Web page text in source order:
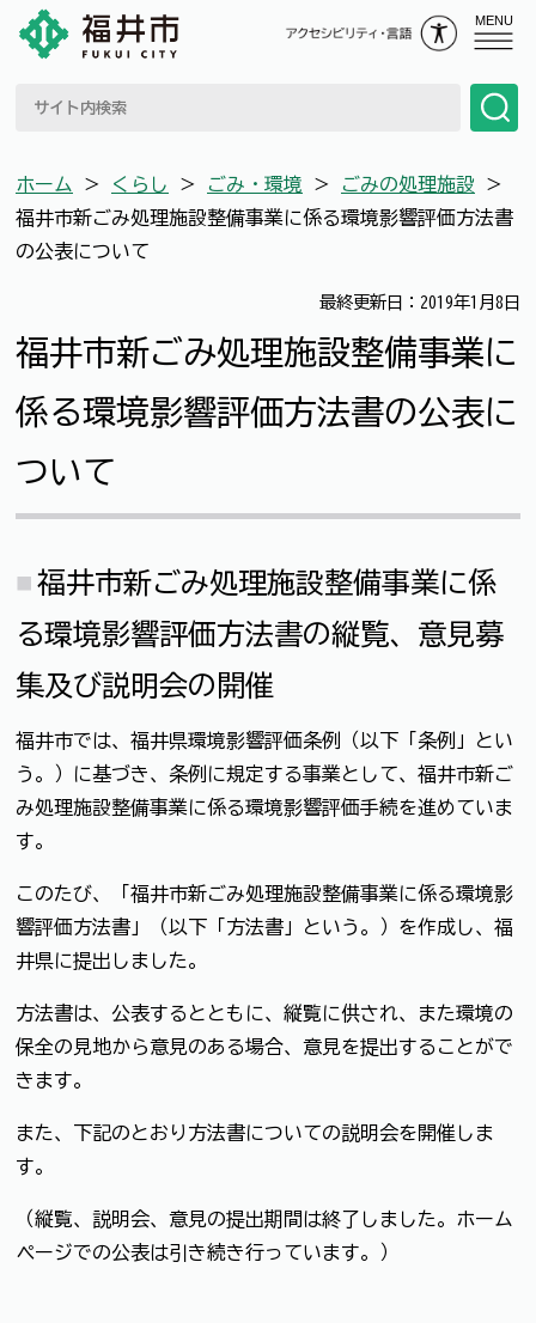
MENU
ホーム ＞ くらし ＞ ごみ・環境 ＞ ごみの処理施設 ＞
福井市新ごみ処理施設整備事業に係る環境影響評価方法書
の公表について
最終更新日：2019年1月8日
福井市新ごみ処理施設整備事業に
係る環境影響評価方法書の公表に
ついて
福井市新ごみ処理施設整備事業に係
る環境影響評価方法書の縦覧、意見募
集及び説明会の開催
福井市では、福井県環境影響評価条例（以下「条例」とい
う。）に基づき、条例に規定する事業として、福井市新ご
み処理施設整備事業に係る環境影響評価手続を進めていま
す。
このたび、「福井市新ごみ処理施設整備事業に係る環境影
響評価方法書」（以下「方法書」という。）を作成し、福
井県に提出しました。
方法書は、公表するとともに、縦覧に供され、また環境の
保全の見地から意見のある場合、意見を提出することがで
きます。
また、下記のとおり方法書についての説明会を開催しま
す。
（縦覧、説明会、意見の提出期間は終了しました。ホーム
ページでの公表は引き続き行っています。）